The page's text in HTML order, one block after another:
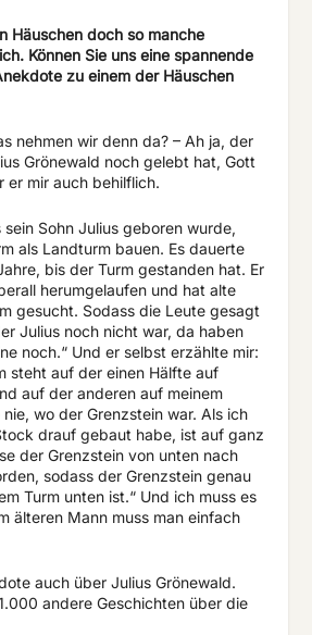
Häuschen doch so manche
Können Sie uns eine spannende
zu einem der Häuschen
nehmen wir denn da? – Ah ja, der
Grönewald noch gelebt hat, Gott
er mir auch behilflich.
sein Sohn Julius geboren wurde,
als Landturm bauen. Es dauerte
bis der Turm gestanden hat. Er
herumgelaufen und hat alte
gesucht. Sodass die Leute gesagt
Julius noch nicht war, da haben
noch.“ Und er selbst erzählte mir:
steht auf der einen Hälfte auf
auf der anderen auf meinem
wo der Grenzstein war. Als ich
drauf gebaut habe, ist auf ganz
der Grenzstein von unten nach
sodass der Grenzstein genau
Turm unten ist.“ Und ich muss es
älteren Mann muss man einfach
auch über Julius Grönewald.
andere Geschichten über die